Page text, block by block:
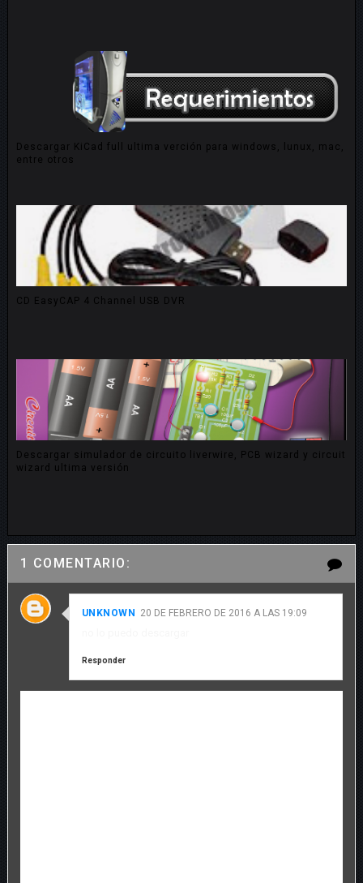
Descargar KiCad full ultima verción para windows, lunux, mac,
entre otros
CD EasyCAP 4 Channel USB DVR
Descargar simulador de circuito liverwire, PCB wizard y circuit
wizard ultima versión
1 COMENTARIO:
UNKNOWN 20 DE FEBRERO DE 2016 A LAS 19:09
Responder